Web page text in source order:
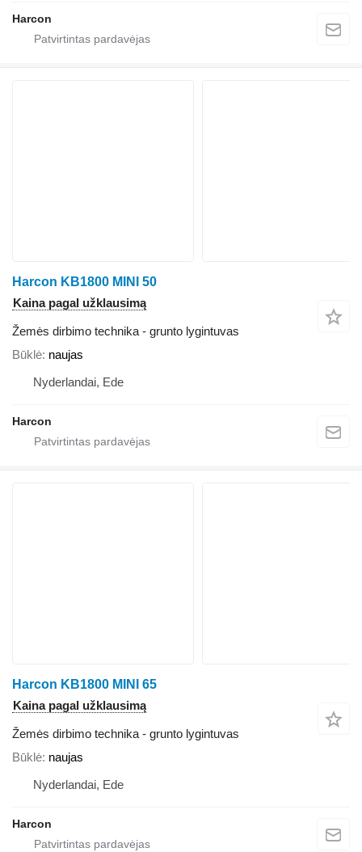
Harcon
Harcon KB1800 MINI 50
Kaina pagal užklausimą
Žemės dirbimo technika - grunto lygintuvas
Būklė naujas
Nyderlandai, Ede
Harcon
Harcon KB1800 MINI 65
Kaina pagal užklausimą
Žemės dirbimo technika - grunto lygintuvas
Būklė naujas
Nyderlandai, Ede
Harcon